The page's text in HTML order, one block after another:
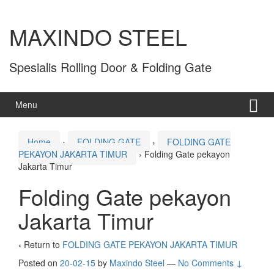
MAXINDO STEEL
Spesialis Rolling Door & Folding Gate
Menu
Home › FOLDING GATE ›
FOLDING GATE
PEKAYON JAKARTA TIMUR
› Folding Gate pekayon
Jakarta Timur
Folding Gate pekayon
Jakarta Timur
‹ Return to FOLDING GATE PEKAYON JAKARTA TIMUR
Posted on 20-02-15 by Maxindo Steel — No Comments ↓